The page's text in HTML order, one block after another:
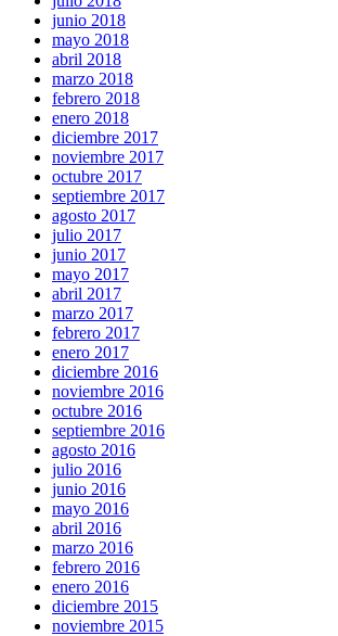
junio 2018
mayo 2018
abril 2018
marzo 2018
febrero 2018
enero 2018
diciembre 2017
noviembre 2017
octubre 2017
septiembre 2017
agosto 2017
julio 2017
junio 2017
mayo 2017
abril 2017
marzo 2017
febrero 2017
enero 2017
diciembre 2016
noviembre 2016
octubre 2016
septiembre 2016
agosto 2016
julio 2016
junio 2016
mayo 2016
abril 2016
marzo 2016
febrero 2016
enero 2016
diciembre 2015
noviembre 2015